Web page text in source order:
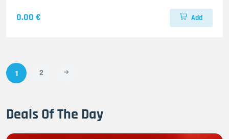
0.00 € Add
1 2
Deals Of The Day